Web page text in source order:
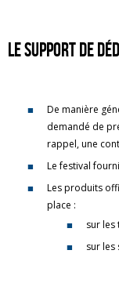
Le support de
De manière
demandé de
rappel, une
Le festival
Les produits
place :
sur les
sur les